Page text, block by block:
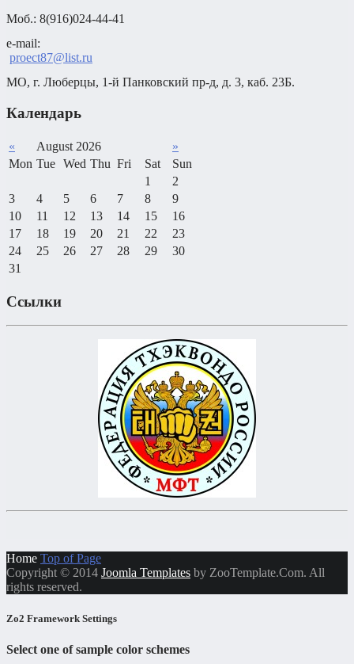
Моб.: 8(916)024-44-41
e-mail:
proect87@list.ru
МО, г. Люберцы, 1-й Панковский пр-д, д. 3, каб. 23Б.
Календарь
« August 2026
»
Mon Tue Wed Thu Fri Sat
Sun
1
2
3
4 5 6 7 8
9
10
11 12 13 14 15
16
17
18 19 20 21 22
23
24
25 26 27 28 29
30
31
Ссылки
Home Top of Page
Copyright © 2014 Joomla Templates by ZooTemplate.Com. All
rights reserved.
Zo2 Framework Settings
Select one of sample color schemes